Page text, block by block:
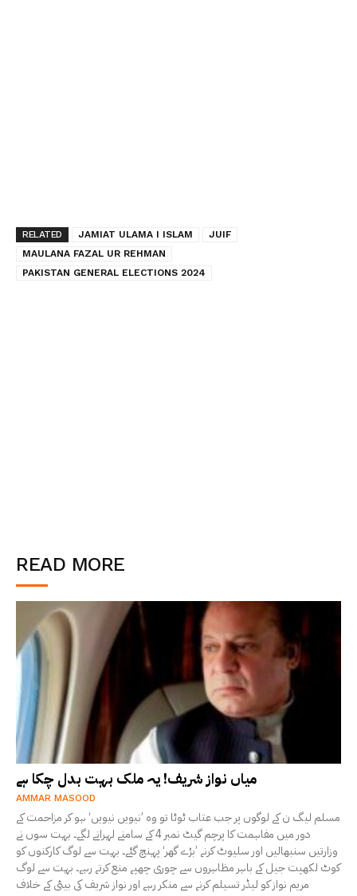
RELATED JAMIAT ULAMA I ISLAM
JUIF
MAULANA FAZAL UR REHMAN
PAKISTAN GENERAL ELECTIONS 2024
READ MORE
میاں نواز شریف! یہ ملک بہت بدل چکا ہے
AMMAR MASOOD
مسلم لیگ ن کے لوگوں پر جب عتاب ٹوٹا تو وہ ’نیویں نیویں‘ ہو کر مزاحمت کے
دور میں مفاہمت کا پرچم گیٹ نمبر 4 کے سامنے لہرانے لگے۔ بہت سوں نے
وزارتیں سنبھالیں اور سلیوٹ کرنے ’بڑے گھر‘ پہنچ گئے۔ بہت سے لوگ کارکنوں کو
کوٹ لکھپت جیل کے باہر مظاہروں سے چوری چھپے منع کرتے رہے۔ بہت سے لوگ
مریم نواز کو لیڈر تسیلم کرنے سے منکر رہے اور نواز شریف کی بیٹی کے خلاف